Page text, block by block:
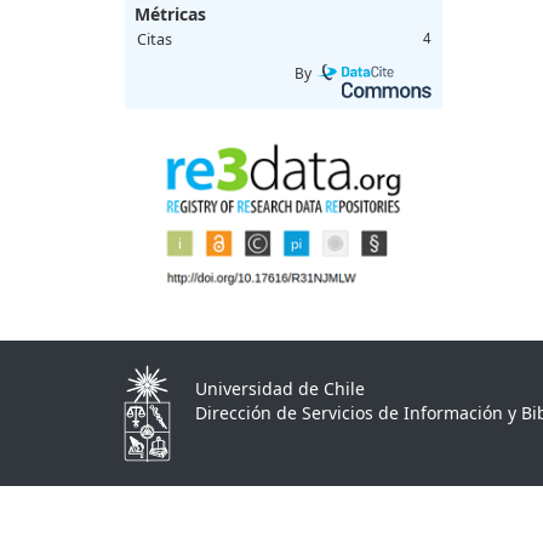
Métricas
Citas 4
By
Universidad de Chile
Dirección de Servicios de Información y